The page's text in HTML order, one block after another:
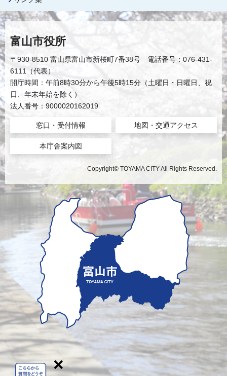
富山市役所
〒930-8510 富山県富山市新桜町7番38号 電話番号：076-431-
6111（代表）
開庁時間：午前8時30分から午後5時15分（土曜日・日曜日、祝
日、年末年始を除く）
法人番号：9000020162019
窓口・受付情報 地図・交通アクセス
本庁舎案内図
Copyright© TOYAMA CITY All Rights Reserved.
×